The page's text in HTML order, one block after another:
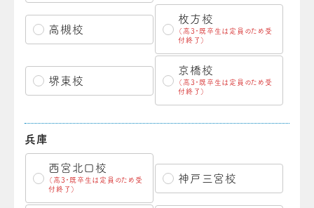
高槻校
枚方校
（高3・既卒生は定員のため受
付終了）
堺東校
京橋校
（高3・既卒生は定員のため受
付終了）
兵庫
西宮北口校
（高3・既卒生は定員のため受
付終了）
神戸三宮校